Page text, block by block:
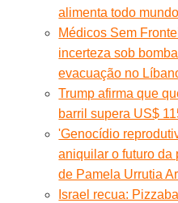
alimenta todo mundo
Médicos Sem
incerteza sob
evacuação no
Trump afirma que
barril supera US$
'Genocídio
aniquilar o futuro da
de Pamela Urrutia
Israel recua: